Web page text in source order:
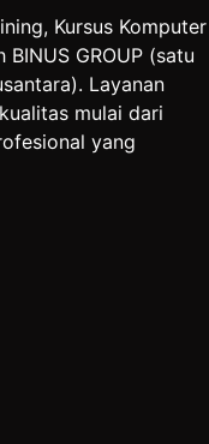
Kursus Komputer
GROUP (satu
Layanan
mulai dari
yang